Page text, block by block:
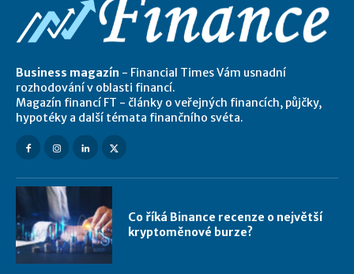
Business magazín - Financial Times Vám usnadní
rozhodování v oblasti financí.
Magazín financí FT - články o veřejných financích, půjčky,
hypotéky a další témata finančního svéta.
Co říká Binance recenze o největší
kryptoměnové burze?